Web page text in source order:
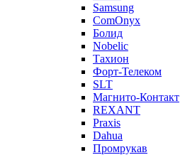
Samsung
ComOnyx
Болид
Nobelic
Тахион
Форт-Телеком
SLT
Магнито-Контакт
REXANT
Praxis
Dahua
Промрукав